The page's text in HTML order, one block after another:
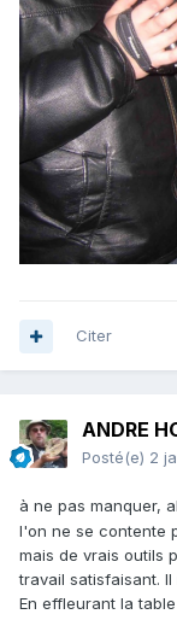
Citer
ANDRE
Posté(e) 2
à ne pas manquer,
l'on ne se contente
mais de vrais outils
travail satisfaisant.
En effleurant la